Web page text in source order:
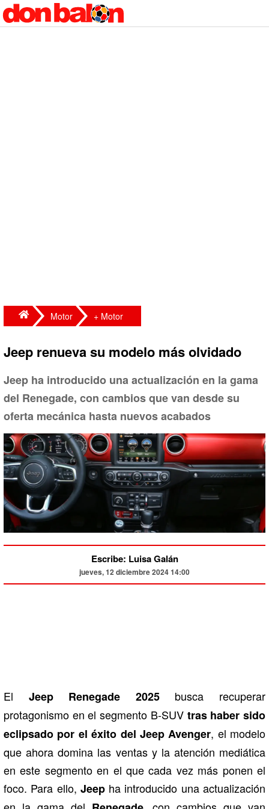
Motor + Motor
Jeep renueva su modelo más olvidado
Jeep ha introducido una actualización en la gama
del Renegade, con cambios que van desde su
oferta mecánica hasta nuevos acabados
Escribe: Luisa Galán
jueves, 12 diciembre 2024 14:00
El Jeep Renegade 2025busca recuperar
protagonismo en el segmento B-SUV tras haber sido
eclipsado por el éxito del Jeep Avenger, el modelo
que ahora domina las ventas y la atención mediática
en este segmento en el que cada vez más ponen el
foco. Para ello, Jeepha introducido una actualización